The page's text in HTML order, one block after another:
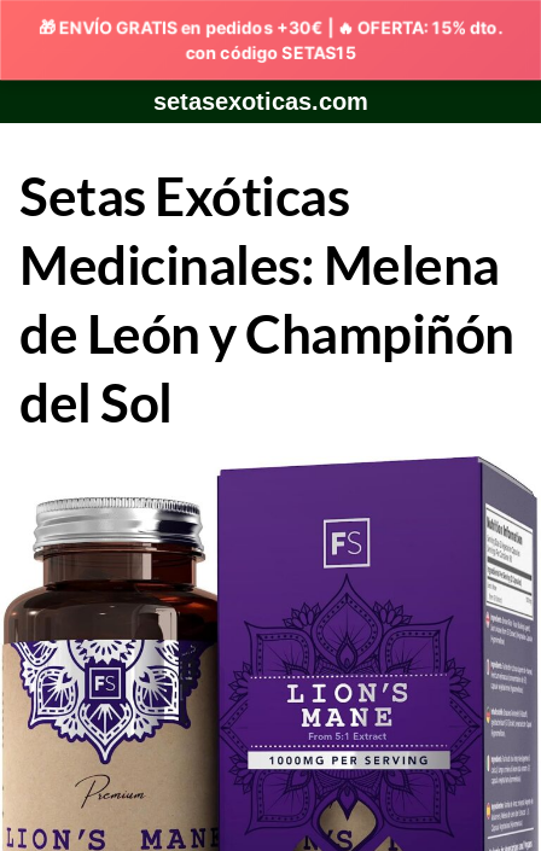
to
setasexoticas.com
Setas Exóticas
Medicinales: Melena
de León y Champiñón
del Sol